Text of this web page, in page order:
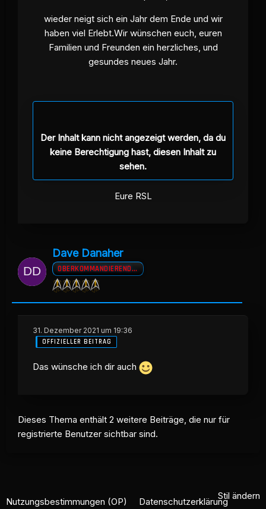
wieder neigt sich ein Jahr dem Ende und wir
haben viel Erlebt.Wir wünschen euch, euren
Familien und Freunden ein herzliches, und
gesundes neues Jahr.
Der Inhalt kann nicht angezeigt werden, da du
keine Berechtigung hast, diesen Inhalt zu
sehen.
Eure RSL
Dave Danaher
OBERKOMMANDIERENDER A.D
31. Dezember 2021 um 19:36
OFFIZIELLER BEITRAG
Das wünsche ich dir auch
Dieses Thema enthält 2 weitere Beiträge, die nur für
registrierte Benutzer sichtbar sind.
Stil ändern
Nutzungsbestimmungen (OP) Datenschutzerklärung